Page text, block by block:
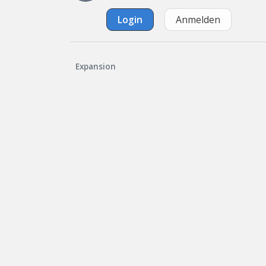
Login Anmelden
Expansion